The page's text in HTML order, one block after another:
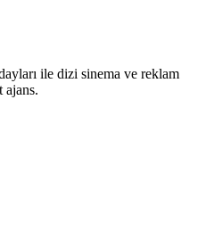
ile dizi sinema ve reklam
ajans.